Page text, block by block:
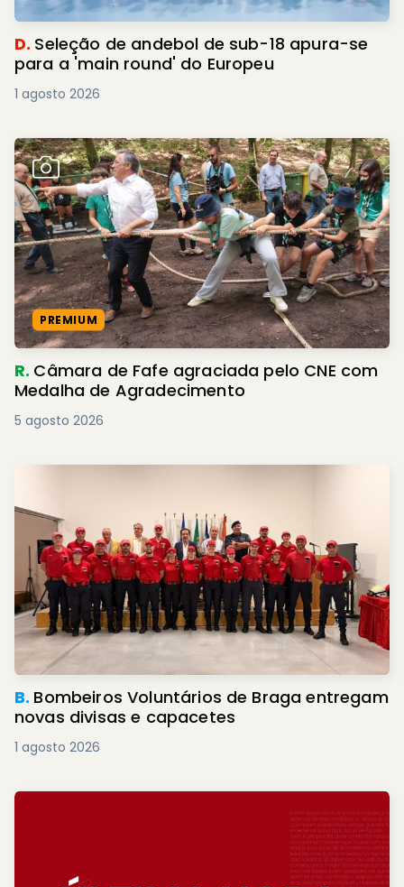
D. Seleção de andebol de sub-18 apura-se
para a 'main round' do Europeu
1 agosto 2026
PREMIUM
R. Câmara de Fafe agraciada pelo CNE com
Medalha de Agradecimento
5 agosto 2026
B. Bombeiros Voluntários de Braga entregam
novas divisas e capacetes
1 agosto 2026